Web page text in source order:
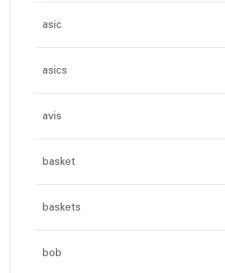
asic
asics
avis
basket
baskets
bob